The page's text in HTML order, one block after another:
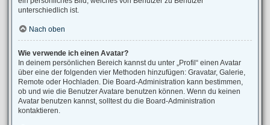
unterschiedlich ist.
Nach oben
Wie verwende ich einen Avatar?
In deinem persönlichen Bereich kannst du unter „Profil“ einen Avatar
über eine der folgenden vier Methoden hinzufügen: Gravatar, Galerie,
Remote oder Hochladen. Die Board-Administration kann bestimmen,
ob und wie die Benutzer Avatare benutzen können. Wenn du keinen
Avatar benutzen kannst, solltest du die Board-Administration
kontaktieren.